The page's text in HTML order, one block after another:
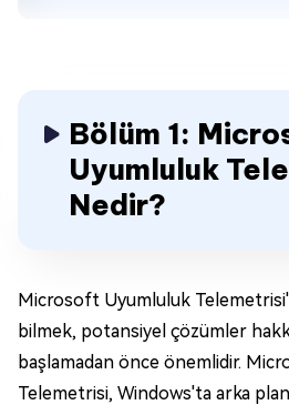
Bölüm 1:
Uyumluluk
Nedir?
Microsoft Uyumluluk
bilmek, potansiyel çözümler
başlamadan önce önemlidir.
Telemetrisi, Windows'ta arka